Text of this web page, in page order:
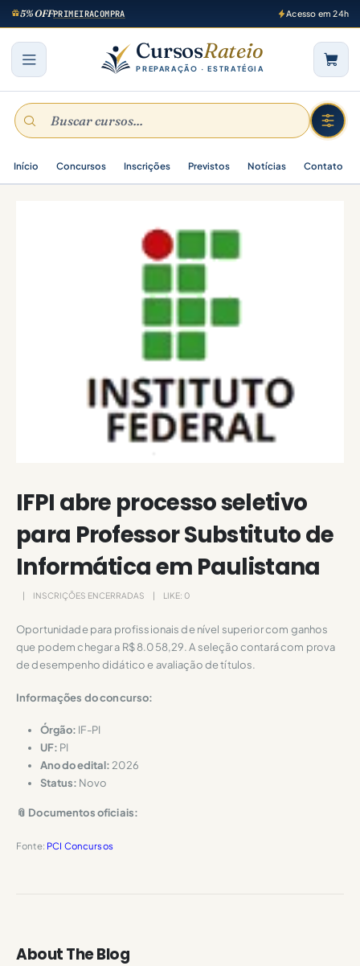
5% OFFPRIMEIRACOMPRA Acesso em 24h
CursosRateio
PREPARAÇÃO · ESTRATÉGIA
Início Concursos Inscrições Previstos Notícias Contato
IFPI abre processo seletivo
para Professor Substituto de
Informática em Paulistana
INSCRIÇÕES ENCERRADAS LIKE: 0
Oportunidade para profissionais de nível superior com ganhos
que podem chegar a R$ 8.058,29. A seleção contará com prova
de desempenho didático e avaliação de títulos.
Informações do concurso:
Órgão: IF-PI
UF: PI
Ano do edital:2026
Status: Novo
📎 Documentos oficiais:
Fonte: PCI Concursos
About The Blog